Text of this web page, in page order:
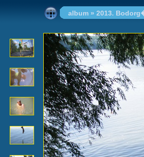
album » 2013.